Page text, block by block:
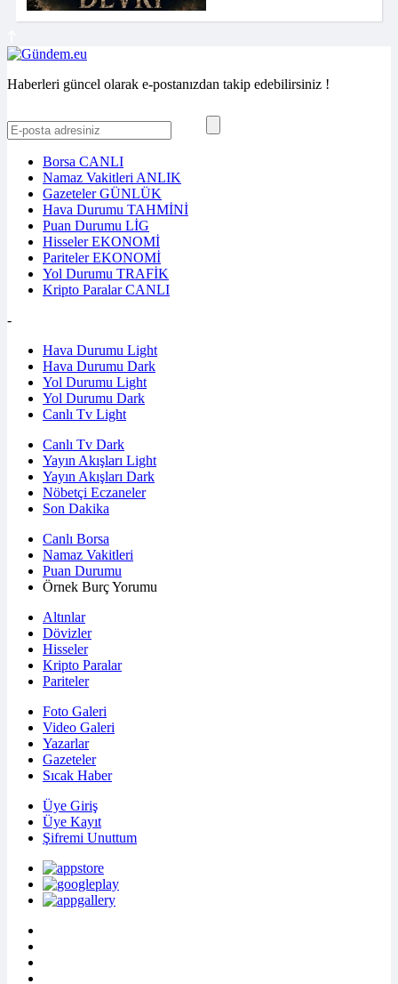
Haberleri güncel olarak e-postanızdan takip edebilirsiniz !
Borsa CANLI
Namaz Vakitleri ANLIK
GazetelerGÜNLÜK
Hava Durumu TAHMİNİ
Puan Durumu LİG
HisselerEKONOMİ
ParitelerEKONOMİ
Yol Durumu TRAFİK
Kripto ParalarCANLI
-
Hava Durumu Light
Hava Durumu Dark
Yol Durumu Light
Yol Durumu Dark
Canlı Tv Light
Canlı Tv Dark
Yayın Akışları Light
Yayın Akışları Dark
Nöbetçi Eczaneler
Son Dakika
Canlı Borsa
Namaz Vakitleri
Puan Durumu
Örnek Burç Yorumu
Altınlar
Dövizler
Hisseler
Kripto Paralar
Pariteler
Foto Galeri
Video Galeri
Yazarlar
Gazeteler
Sıcak Haber
Üye Giriş
Üye Kayıt
Şifremi Unuttum